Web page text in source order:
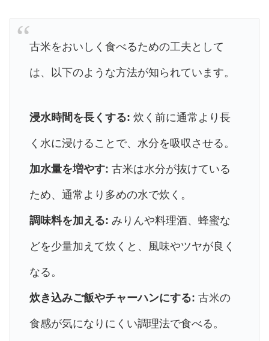
古米をおいしく食べるための工夫として
は、以下のような方法が知られています。
浸水時間を長くする: 炊く前に通常より長
く水に浸けることで、水分を吸収させる。
加水量を増やす: 古米は水分が抜けている
ため、通常より多めの水で炊く。
調味料を加える: みりんや料理酒、蜂蜜な
どを少量加えて炊くと、風味やツヤが良く
なる。
炊き込みご飯やチャーハンにする: 古米の
食感が気になりにくい調理法で食べる。